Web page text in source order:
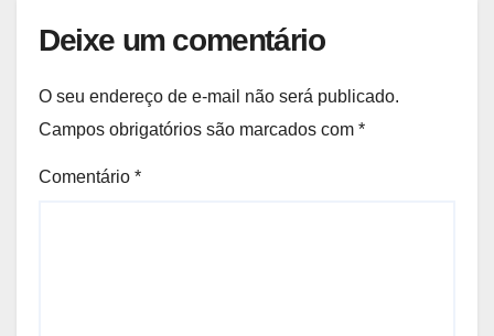
Deixe um comentário
O seu endereço de e-mail não será publicado.
Campos obrigatórios são marcados com *
Comentário *